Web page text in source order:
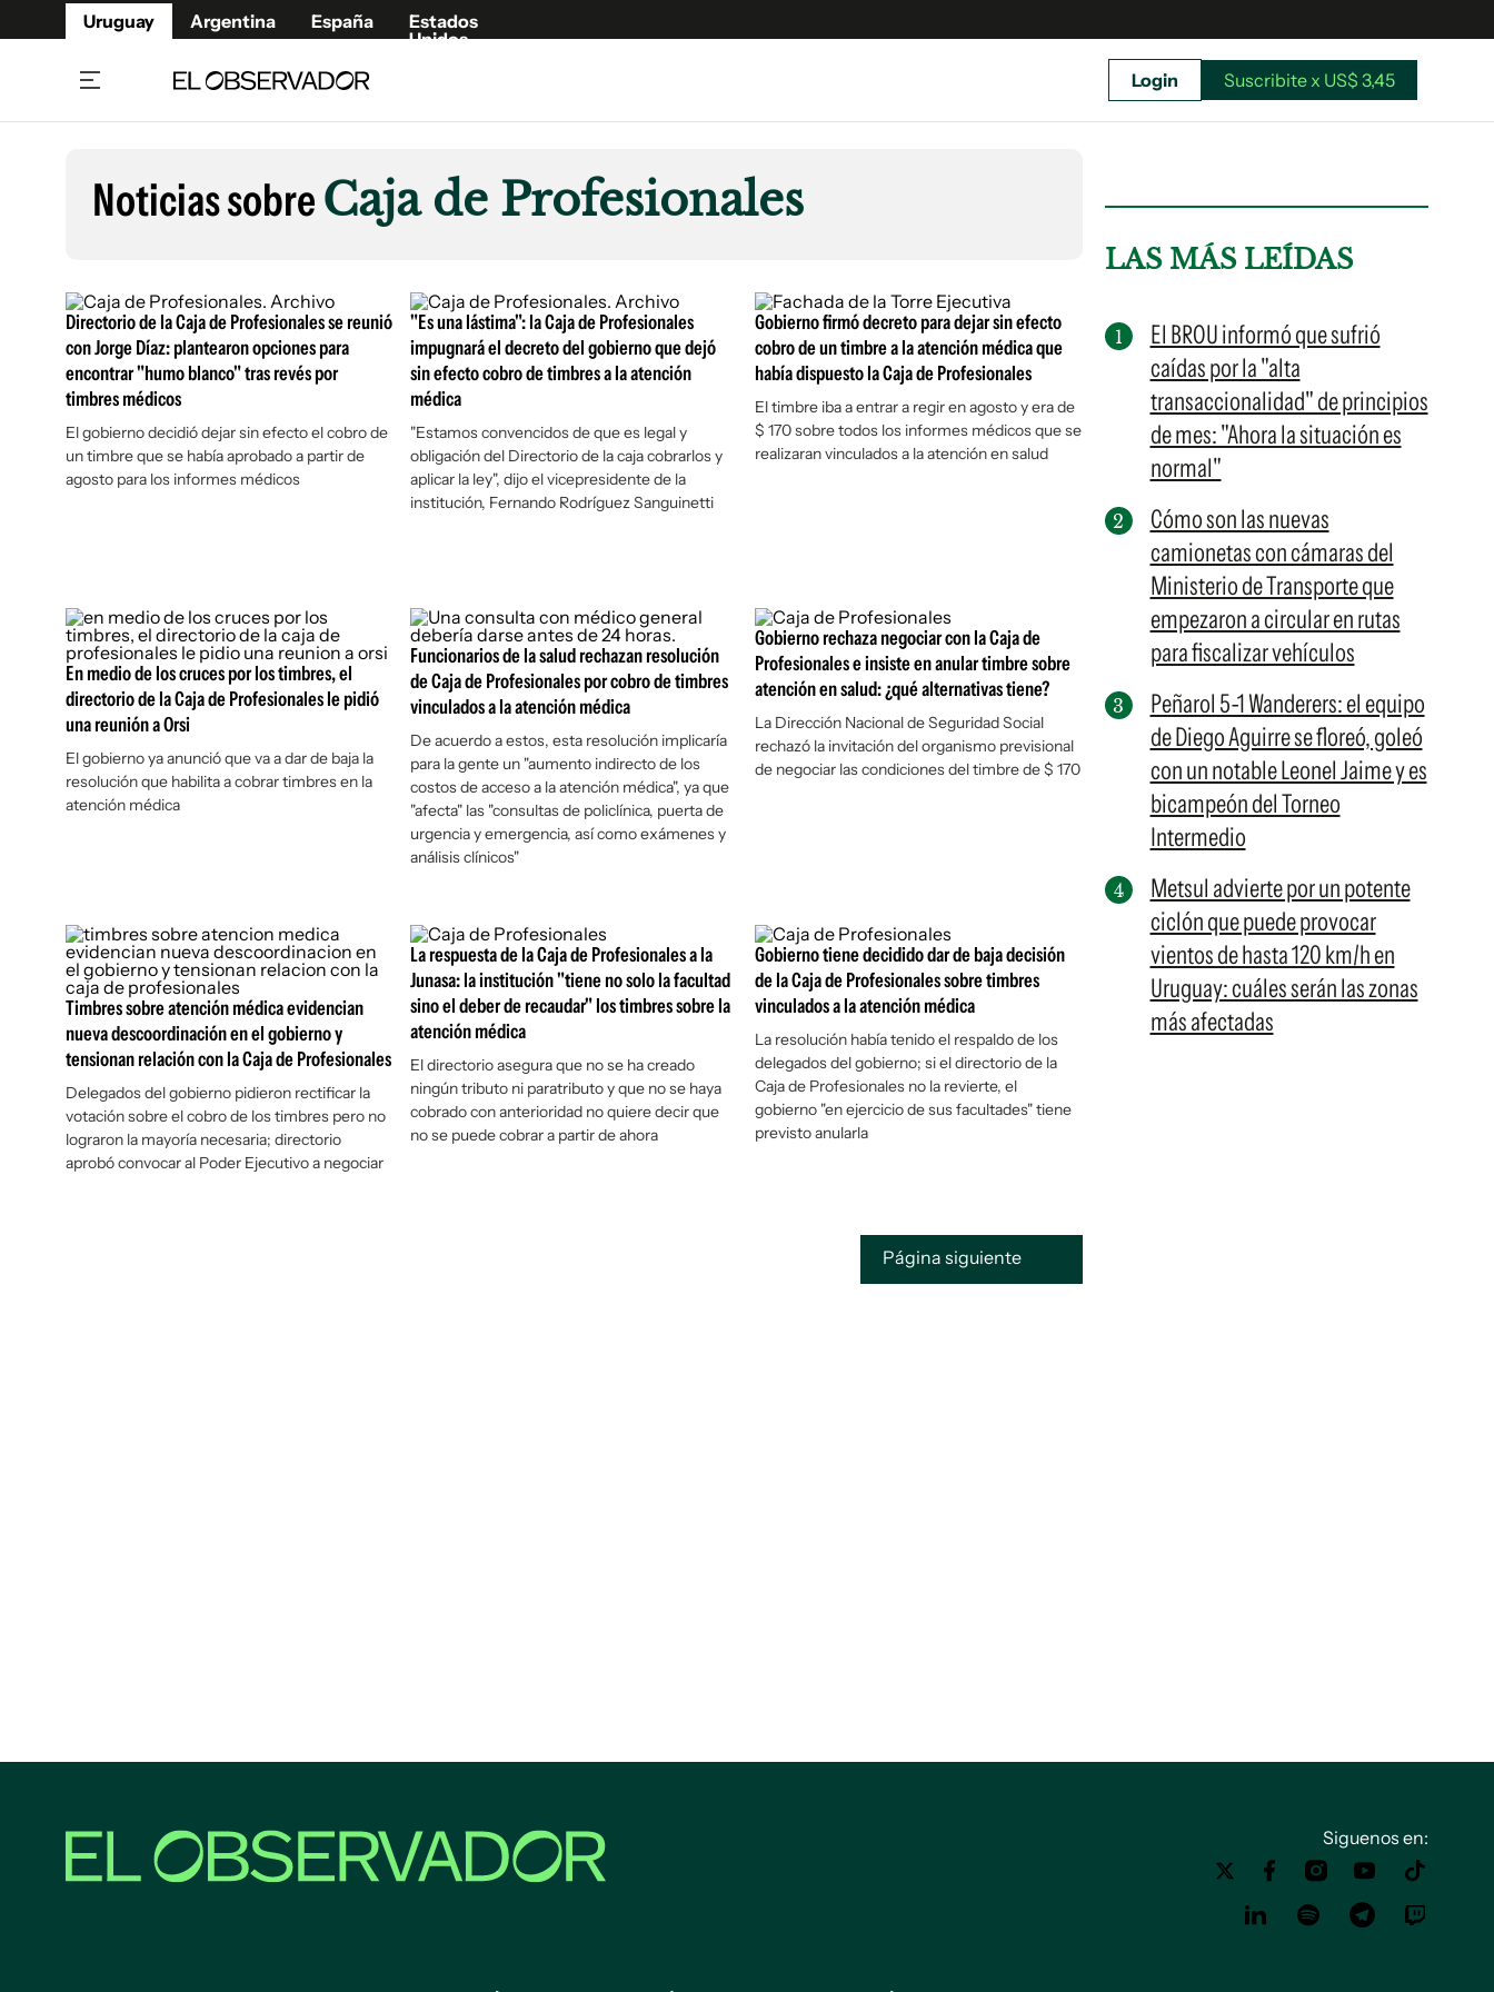
Uruguay Argentina España
Estados
Unidos
Beneficios Member
Café y Negocios
Economía y Empresas
Agro
Brand Studio
Mundo
Cultura y Espectáculos
Fúnebres
Publicaciones
Newsletters
Argentina
España
Estados Unidos
Suscribite x US$ 3,45
Login Suscribite x US$ 3,45
Noticias sobreCaja de Profesionales
Directorio de la Caja de Profesionales se reunió
con Jorge Díaz: plantearon opciones para
encontrar "humo blanco" tras revés por
timbres médicos
El gobierno decidió dejar sin efecto el cobro de
un timbre que se había aprobado a partir de
agosto para los informes médicos
"Es una lástima": la Caja de Profesionales
impugnará el decreto del gobierno que dejó
sin efecto cobro de timbres a la atención
médica
"Estamos convencidos de que es legal y
obligación del Directorio de la caja cobrarlos y
aplicar la ley", dijo el vicepresidente de la
institución, Fernando Rodríguez Sanguinetti
Gobierno firmó decreto para dejar sin efecto
cobro de un timbre a la atención médica que
había dispuesto la Caja de Profesionales
El timbre iba a entrar a regir en agosto y era de
$ 170 sobre todos los informes médicos que se
realizaran vinculados a la atención en salud
En medio de los cruces por los timbres, el
directorio de la Caja de Profesionales le pidió
una reunión a Orsi
El gobierno ya anunció que va a dar de baja la
resolución que habilita a cobrar timbres en la
atención médica
Funcionarios de la salud rechazan resolución
de Caja de Profesionales por cobro de timbres
vinculados a la atención médica
De acuerdo a estos, esta resolución implicaría
para la gente un "aumento indirecto de los
costos de acceso a la atención médica", ya que
"afecta" las "consultas de policlínica, puerta de
urgencia y emergencia, así como exámenes y
análisis clínicos"
Gobierno rechaza negociar con la Caja de
Profesionales e insiste en anular timbre sobre
atención en salud: ¿qué alternativas tiene?
La Dirección Nacional de Seguridad Social
rechazó la invitación del organismo previsional
de negociar las condiciones del timbre de $ 170
Timbres sobre atención médica evidencian
nueva descoordinación en el gobierno y
tensionan relación con la Caja de Profesionales
Delegados del gobierno pidieron rectificar la
votación sobre el cobro de los timbres pero no
lograron la mayoría necesaria; directorio
aprobó convocar al Poder Ejecutivo a negociar
La respuesta de la Caja de Profesionales a la
Junasa: la institución "tiene no solo la facultad
sino el deber de recaudar" los timbres sobre la
atención médica
El directorio asegura que no se ha creado
ningún tributo ni paratributo y que no se haya
cobrado con anterioridad no quiere decir que
no se puede cobrar a partir de ahora
Gobierno tiene decidido dar de baja decisión
de la Caja de Profesionales sobre timbres
vinculados a la atención médica
La resolución había tenido el respaldo de los
delegados del gobierno; si el directorio de la
Caja de Profesionales no la revierte, el
gobierno "en ejercicio de sus facultades" tiene
previsto anularla
Página siguiente
LAS MÁS LEÍDAS
El BROU informó que sufrió
caídas por la "alta
transaccionalidad" de principios
de mes: "Ahora la situación es
normal"
Cómo son las nuevas
camionetas con cámaras del
Ministerio de Transporte que
empezaron a circular en rutas
para fiscalizar vehículos
Peñarol 5-1 Wanderers: el equipo
de Diego Aguirre se floreó, goleó
con un notable Leonel Jaime y es
bicampeón del Torneo
Intermedio
Metsul advierte por un potente
ciclón que puede provocar
vientos de hasta 120 km/h en
Uruguay: cuáles serán las zonas
más afectadas
Siguenos en: